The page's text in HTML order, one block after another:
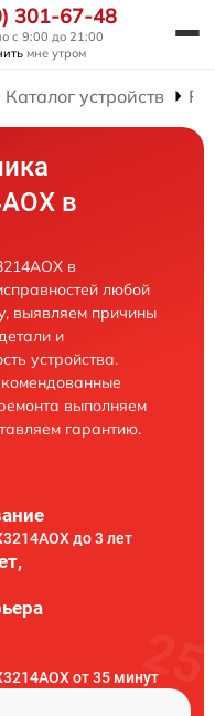
301-67-48
с 9:00 до 21:00
мне утром
Каталог устройств
в
в
любой
выявляем причины
и
устройства.
выполняем
гарантию.
до 3 лет
от 35 минут